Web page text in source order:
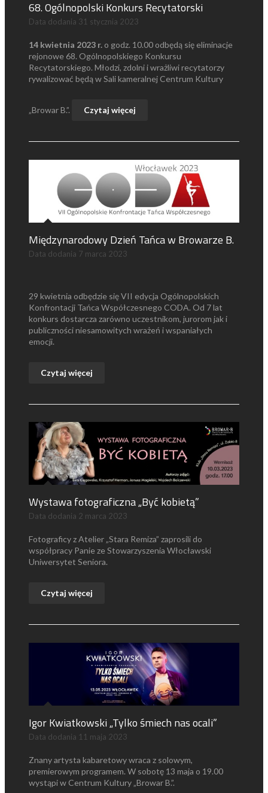
68. Ogólnopolski Konkurs Recytatorski
Data dodania 31 stycznia 2023
14 kwietnia 2023 r. o godz. 10.00 odbędą się eliminacje
rejonowe 68. Ogólnopolskiego Konkursu
Recytatorskiego. Młodzi, zdolni i wrażliwi recytatorzy
rywalizować będą w Sali kameralnej Centrum Kultury
„Browar B.”. Czytaj więcej
Międzynarodowy Dzień Tańca w Browarze B.
Data dodania 7 marca 2023
29 kwietnia odbędzie się VII edycja Ogólnopolskich
Konfrontacji Tańca Współczesnego CODA. Od 7 lat
konkurs dostarcza zarówno uczestnikom, jurorom jak i
publiczności niesamowitych wrażeń i wspaniałych
emocji.
Czytaj więcej
Wystawa fotograficzna „Być kobietą”
Data dodania 2 marca 2023
Fotograficy z Atelier „Stara Remiza” zaprosili do
współpracy Panie ze Stowarzyszenia Włocławski
Uniwersytet Seniora.
Czytaj więcej
Igor Kwiatkowski „Tylko śmiech nas ocali”
Data dodania 11 maja 2023
Znany artysta kabaretowy wraca z solowym,
premierowym programem. W sobotę 13 maja o 19.00
wystąpi w Centrum Kultury „Browar B.”.